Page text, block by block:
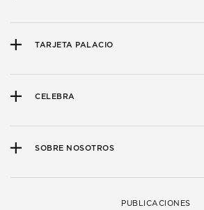
TARJETA PALACIO
CELEBRA
SOBRE NOSOTROS
PUBLICACIONES